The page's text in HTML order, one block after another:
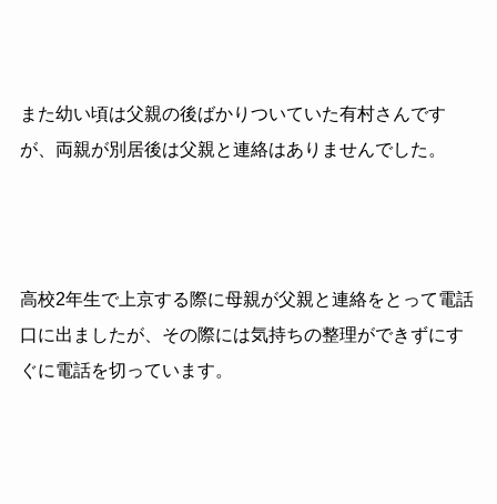
また幼い頃は父親の後ばかりついていた有村さんです
が、両親が別居後は父親と連絡はありませんでした。
高校2年生で上京する際に母親が父親と連絡をとって電話
口に出ましたが、その際には気持ちの整理ができずにす
ぐに電話を切っています。